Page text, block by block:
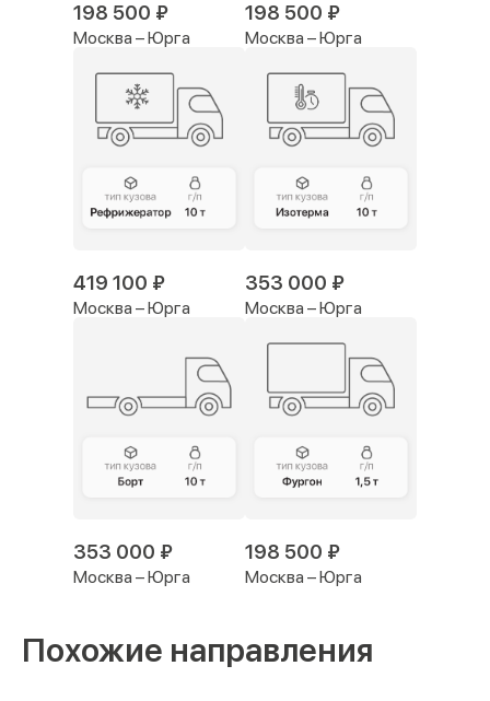
198 500 ₽
Москва – Юрга
198 500 ₽
Москва – Юрга
419 100 ₽
Москва – Юрга
353 000 ₽
Москва – Юрга
353 000 ₽
Москва – Юрга
198 500 ₽
Москва – Юрга
Похожие направления